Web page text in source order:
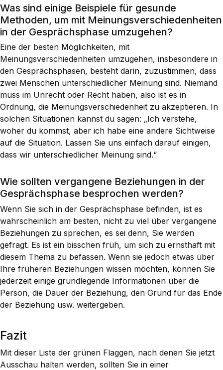
Was sind einige Beispiele für gesunde
Methoden, um mit Meinungsverschiedenheiten
in der Gesprächsphase umzugehen?
Eine der besten Möglichkeiten, mit
Meinungsverschiedenheiten umzugehen, insbesondere in
den Gesprächsphasen, besteht darin, zuzustimmen, dass
zwei Menschen unterschiedlicher Meinung sind. Niemand
muss im Unrecht oder Recht haben, also ist es in
Ordnung, die Meinungsverschiedenheit zu akzeptieren. In
solchen Situationen kannst du sagen: „Ich verstehe,
woher du kommst, aber ich habe eine andere Sichtweise
auf die Situation. Lassen Sie uns einfach darauf einigen,
dass wir unterschiedlicher Meinung sind.“
Wie sollten vergangene Beziehungen in der
Gesprächsphase besprochen werden?
Wenn Sie sich in der Gesprächsphase befinden, ist es
wahrscheinlich am besten, nicht zu viel über vergangene
Beziehungen zu sprechen, es sei denn, Sie werden
gefragt. Es ist ein bisschen früh, um sich zu ernsthaft mit
diesem Thema zu befassen. Wenn sie jedoch etwas über
Ihre früheren Beziehungen wissen möchten, können Sie
jederzeit einige grundlegende Informationen über die
Person, die Dauer der Beziehung, den Grund für das Ende
der Beziehung usw. weitergeben.
Fazit
Mit dieser Liste der grünen Flaggen, nach denen Sie jetzt
Ausschau halten werden, sollten Sie in einer